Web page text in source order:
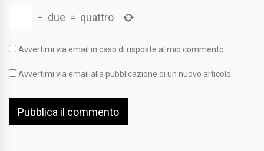
− due = quattro
Avvertimi via email in caso di risposte al mio commento.
Avvertimi via email alla pubblicazione di un nuovo articolo.